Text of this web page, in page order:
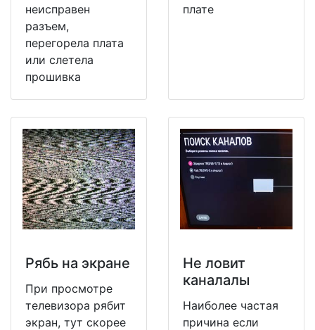
неисправен
разъем,
перегорела плата
или слетела
прошивка
плате
Рябь на экране
При просмотре
телевизора рябит
экран, тут скорее
Не ловит
каналалы
Наиболее частая
причина если